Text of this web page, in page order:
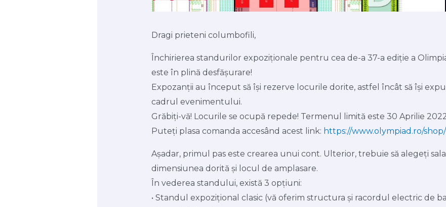
Dragi prieteni columbofili,
Închirierea standurilor expoziționale pentru cea de-a 37-a ediție a
este în plină desfășurare!
Expozanții au început să își rezerve locurile dorite, astfel încât să își
cadrul evenimentului.
Grăbiți-vă! Locurile se ocupă repede! Termenul limită este 30 Aprilie
Puteți plasa comanda accesând acest link: https://www.olympiad.ro/shop/
Așadar, primul pas este crearea unui cont. Ulterior, trebuie să alegeți sala
dimensiunea dorită și locul de amplasare.
În vederea standului, există 3 opțiuni:
• Standul expozițional clasic (vă oferim structura și racordul electric de